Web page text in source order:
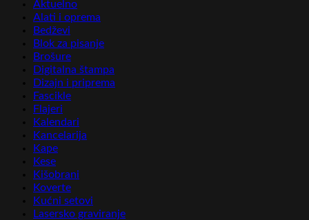
Aktuelno
Alati i oprema
Bedževi
Blok za pisanje
Brošure
Digitalna štampa
Dizajn i priprema
Fascikle
Flajeri
Kalendari
Kancelarija
Kape
Kese
Kišobrani
Koverte
Kućni setovi
Lasersko graviranje